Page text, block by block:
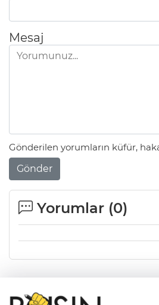
Mesaj
Gönderilen yorumların küfür,
Gönder
Yorumlar (0)